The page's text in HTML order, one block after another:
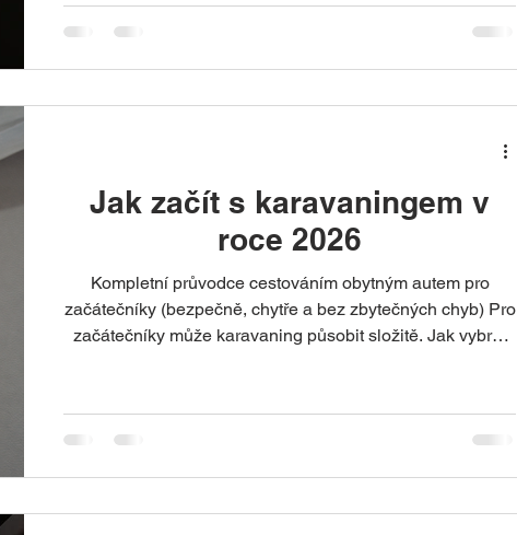
cestě vrací k jedné myšlence: „Kéž bych si některé věci
před koupí více vyzkoušel.“ Proto jsme dali dohromady
Jak začít s karavaningem v
roce 2026
Kompletní průvodce cestováním obytným autem pro
začátečníky (bezpečně, chytře a bez zbytečných chyb) Pro
začátečníky může karavaning působit složitě. Jak vybrat
je lepší pronájem? A kolik vlastně stojí dovolená obytným
autem? Tento článek je kompletní průvodce karavaningem